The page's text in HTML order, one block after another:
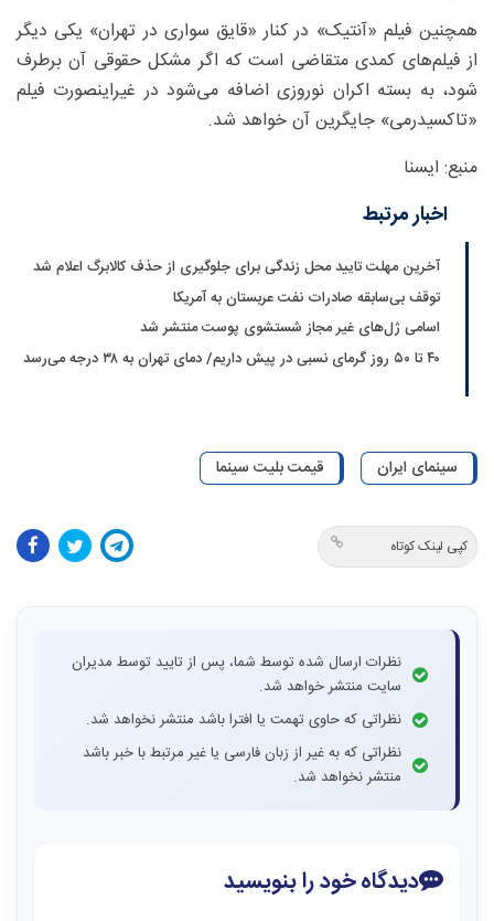
همچنین فیلم «آنتیک» در کنار «قایق سواری در تهران» یکی دیگر
از فیلم‌های کمدی متقاضی است که اگر مشکل حقوقی آن برطرف
شود، به بسته اکران نوروزی اضافه می‌شود در غیراینصورت فیلم
«تاکسیدرمی» جایگرین آن خواهد شد.
منبع: ایسنا
اخبار مرتبط
آخرین مهلت تایید محل زندگی برای جلوگیری از حذف کالابرگ اعلام شد
توقف بی‌سابقه صادرات نفت عربستان به آمریکا
اسامی ژل‌های غیر مجاز شستشوی پوست منتشر شد
۴۰ تا ۵۰ روز گرمای نسبی در پیش داریم/ دمای تهران به ۳۸ درجه می‌رسد
سینمای ایران قیمت بلیت سینما
کپی لینک کوتاه
نظرات ارسال شده توسط شما، پس از تایید توسط مدیران
سایت منتشر خواهد شد.
نظراتی که حاوی تهمت یا افترا باشد منتشر نخواهد شد.
نظراتی که به غیر از زبان فارسی یا غیر مرتبط با خبر باشد
منتشر نخواهد شد.
دیدگاه خود را بنویسید